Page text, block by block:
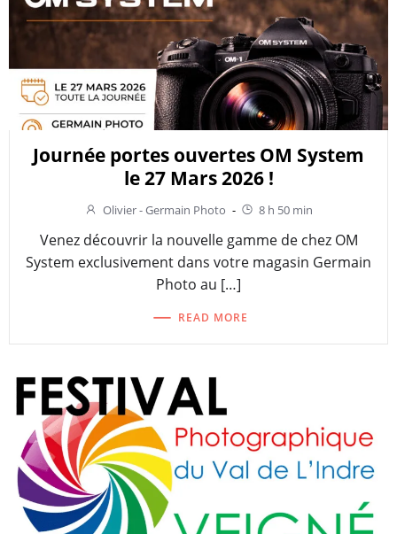
Journée portes ouvertes OM System
le 27 Mars 2026 !
Olivier - Germain Photo - 8 h 50 min
Venez découvrir la nouvelle gamme de chez OM
System exclusivement dans votre magasin Germain
Photo au […]
READ MORE